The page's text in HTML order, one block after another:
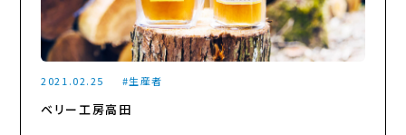
2021.02.25
ベリー工房高田
生産者